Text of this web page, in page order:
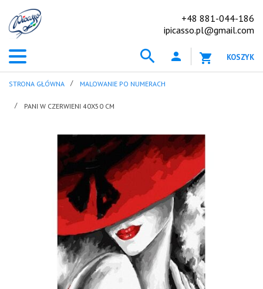
+48 881-044-186
ipicasso.pl@gmail.com
KOSZYK
STRONA GŁÓWNA MALOWANIE PO NUMERACH
PANI W CZERWIENI 40X50 CM